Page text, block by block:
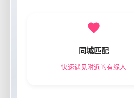
同城匹配
快速遇见附近的有缘人